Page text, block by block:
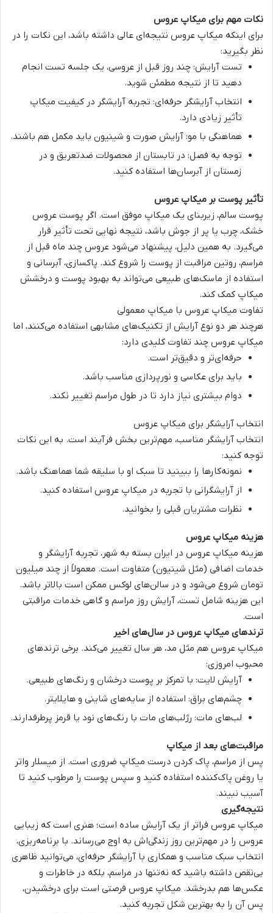
نکات مهم برای میکاپ عروس
برای اینکه میکاپ عروس نتیجه‌ای عالی داشته باشد، این نکات را در
نظر بگیرید:
تست آرایش: چند روز قبل از عروسی، یک جلسه تست انجام
دهید تا از نتیجه مطمئن شوید.
انتخاب آرایشگر حرفه‌ای: تجربه آرایشگر در کیفیت میکاپ
تأثیر زیادی دارد.
هماهنگی با مو: آرایش صورت و شینیون باید مکمل هم باشند.
توجه به فصل: در تابستان از محصولات ضدتعریق و در
زمستان از آبرسان‌ها استفاده کنید.
تأثیر پوست بر میکاپ عروس
پوست سالم، زیربنای یک میکاپ موفق است. اگر پوست عروس
خشک، چرب یا پر از جوش باشد، نتیجه نهایی تحت تأثیر قرار
می‌گیرد. به همین دلیل، پیشنهاد می‌شود عروس چند ماه قبل از
مراسم، روتین مراقبت از پوست را شروع کند. پاکسازی، آبرسانی و
استفاده از ماسک‌های طبیعی می‌تواند به بهبود پوست و درخشش
میکاپ کمک کند.
تفاوت میکاپ عروس با میکاپ معمولی
هرچند هر دو نوع آرایش از تکنیک‌های مشابهی استفاده می‌کنند، اما
میکاپ عروس چند تفاوت کلیدی دارد:
حرفه‌ای‌تر و دقیق‌تر است.
باید برای عکاسی و نورپردازی مناسب باشد.
دوام بیشتری نیاز دارد تا در طول مراسم تغییر نکند.
انتخاب آرایشگر برای میکاپ عروس
انتخاب آرایشگر مناسب، مهم‌ترین بخش فرآیند است. به این نکات
توجه کنید:
نمونه‌کارها را ببینید تا سبک او با سلیقه شما هماهنگ باشد.
از آرایشگرانی با تجربه در میکاپ عروس استفاده کنید.
نظرات مشتریان قبلی را بخوانید.
هزینه میکاپ عروس
هزینه میکاپ عروس در ایران بسته به شهر، تجربه آرایشگر و
خدمات اضافی (مثل شینیون) متفاوت است. معمولاً از چند میلیون
تومان شروع می‌شود و در سالن‌های لوکس ممکن است بالاتر باشد.
این هزینه شامل تست، آرایش روز مراسم و گاهی خدمات مراقبتی
است.
ترندهای میکاپ عروس در سال‌های اخیر
میکاپ عروس هم مثل مد، هر سال تغییر می‌کند. برخی ترندهای
محبوب امروزی:
آرایش لایت: با تمرکز بر پوست درخشان و رنگ‌های طبیعی.
چشم‌های براق: استفاده از سایه‌های شاینی و هایلایتر.
لب‌های مات: رژلب‌های مات با رنگ‌های نود یا قرمز پرطرفدارند.
مراقبت‌های بعد از میکاپ
پس از مراسم، پاک کردن درست میکاپ ضروری است. از میسلار واتر
یا روغن پاک‌کننده استفاده کنید و سپس پوست را مرطوب کنید تا
آسیب نبیند.
نتیجه‌گیری
میکاپ عروس فراتر از یک آرایش ساده است؛ هنری است که زیبایی
عروس را در مهم‌ترین روز زندگی‌اش به اوج می‌رساند. با برنامه‌ریزی،
انتخاب سبک مناسب و همکاری با آرایشگر حرفه‌ای، می‌توانید ظاهری
بی‌نقص داشته باشید که نه‌تنها در مراسم، بلکه در خاطرات و
عکس‌ها هم بدرخشد. میکاپ عروس فرصتی است برای درخشیدن،
پس آن را به بهترین شکل تجربه کنید.